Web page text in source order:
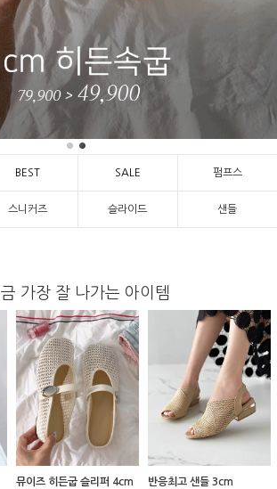
BEST SALE 펌프스
스니커즈 슬라이드 샌들
가장 잘 나가는 아이템
뮤이즈 히든굽 슬리퍼 4cm
반응최고 샌들 3cm